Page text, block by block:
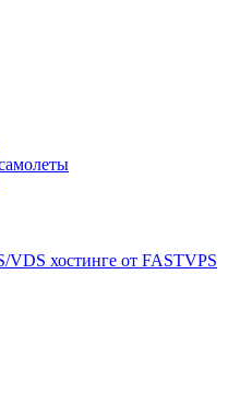
VDS хостинге от FASTVPS